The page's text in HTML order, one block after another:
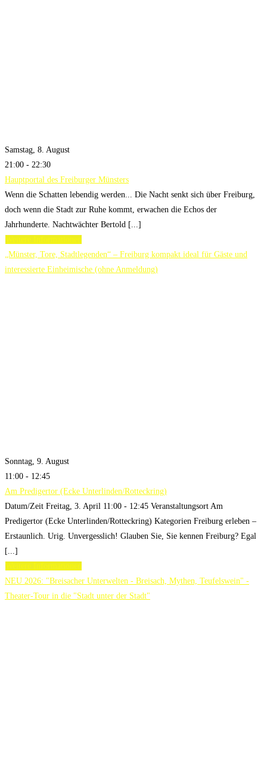
Samstag, 8. August
21:00 - 22:30
Hauptportal des Freiburger Münsters
Wenn die Schatten lebendig werden... Die Nacht senkt sich über Freiburg,
doch wenn die Stadt zur Ruhe kommt, erwachen die Echos der
Jahrhunderte. Nachtwächter Bertold [...]
„Münster, Tore, Stadtlegenden“ – Freiburg kompakt ideal für Gäste und
interessierte Einheimische (ohne Anmeldung)
Sonntag, 9. August
11:00 - 12:45
Am Predigertor (Ecke Unterlinden/Rotteckring)
Datum/Zeit Freitag, 3. April 11:00 - 12:45 Veranstaltungsort Am
Predigertor (Ecke Unterlinden/Rotteckring) Kategorien Freiburg erleben –
Erstaunlich. Urig. Unvergesslich! Glauben Sie, Sie kennen Freiburg? Egal
[...]
NEU 2026: "Breisacher Unterwelten - Breisach, Mythen, Teufelswein" -
Theater-Tour in die "Stadt unter der Stadt"